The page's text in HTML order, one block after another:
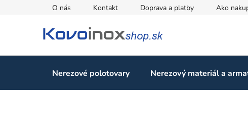
O nás Kontakt Doprava a platby Ako
Nerezové polotovary Nerezový materiál a